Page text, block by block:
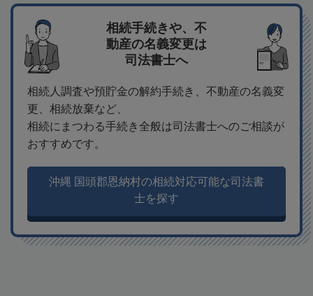
相続手続きや、不
動産の名義変更は
司法書士へ
相続人調査や預貯金の解約手続き、不動産の名義変
更、相続放棄など、
相続にまつわる手続き全般は司法書士へのご相談が
おすすめです。
沖縄 国頭郡恩納村の相続対応可能な司法書
士を探す